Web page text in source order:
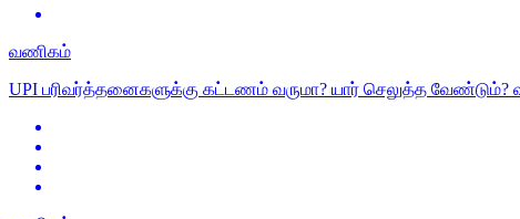
வணிகம்
UPI பரிவர்த்தனைகளுக்கு கட்டணம் வருமா? யார் செலுத்த வேண்டும்?